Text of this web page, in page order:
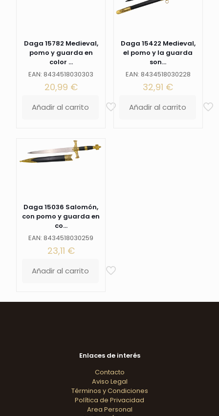
blanco
acabados
bronce
color
rojo.
cantidad
Daga 15782 Medieval,
pomo y guarda en
color ...
EAN: 8434518030303
20,99 €
Añadir al carrito
Daga 15422 Medieval,
el pomo y la guarda
son...
EAN: 8434518030228
32,91 €
Añadir al carrito
Daga 15036 Salomón,
con pomo y guarda en
co...
EAN: 8434518030259
23,11 €
Añadir al carrito
Enlaces de interés
Contacto
Aviso Legal
Términos y Condiciones
Política de Privacidad
Area Personal